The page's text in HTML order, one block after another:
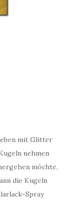
mit Glitter
nehmen
möchte,
die Kugeln
Spray